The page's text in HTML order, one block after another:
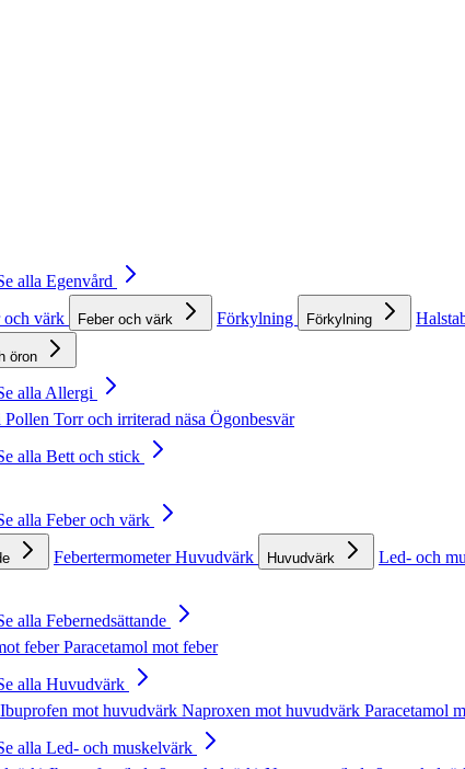
alla Egenvård
och värk Feber och värk Förkylning Förkylning
öron
alla Allergi
Pollen Torr och irriterad näsa Ögonbesvär
alla Bett och stick
alla Feber och värk
FebertermometerHuvudvärk Huvudvärk Led- och
alla Febernedsättande
feberParacetamol mot feber
alla Huvudvärk
Ibuprofen mot huvudvärk Naproxen mot huvudvärk Paracetamol
alla Led- och muskelvärk